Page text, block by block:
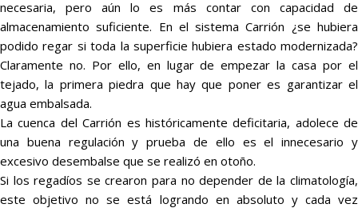
necesaria, pero aún lo es más contar con capacidad de
almacenamiento suficiente. En el sistema Carrión ¿se hubiera
podido regar si toda la superficie hubiera estado modernizada?
Claramente no. Por ello, en lugar de empezar la casa por el
tejado, la primera piedra que hay que poner es garantizar el
agua embalsada.
La cuenca del Carrión es históricamente deficitaria, adolece de
una buena regulación y prueba de ello es el innecesario y
excesivo desembalse que se realizó en otoño.
Si los regadíos se crearon para no depender de la climatología,
este objetivo no se está logrando en absoluto y cada vez